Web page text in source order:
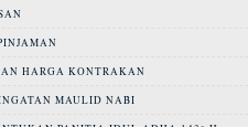
HARGA KONTRAKAN
MAULID NABI